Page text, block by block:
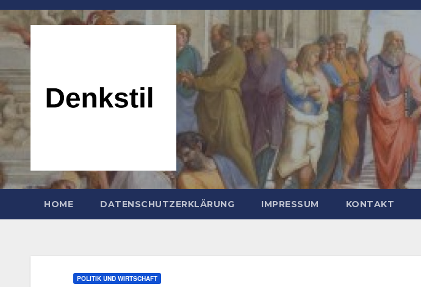
Zum
Inhalt
springen
HOME DATENSCHUTZERKLÄRUNG IMPRESSUM KONTAKT
POLITIK UND WIRTSCHAFT